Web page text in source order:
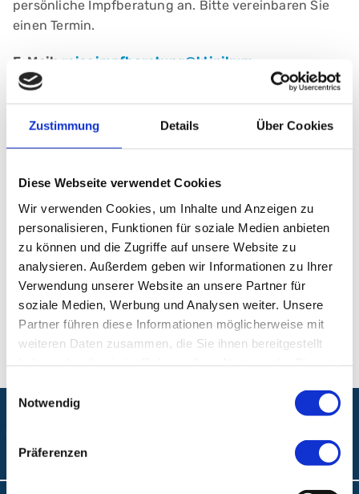
Zustimmung Details Über Cookies
Diese Webseite verwendet Cookies
Wir verwenden Cookies, um Inhalte und Anzeigen zu
personalisieren, Funktionen für soziale Medien anbieten
zu können und die Zugriffe auf unsere Website zu
analysieren. Außerdem geben wir Informationen zu Ihrer
Verwendung unserer Website an unsere Partner für
soziale Medien, Werbung und Analysen weiter. Unsere
Partner führen diese Informationen möglicherweise mit
weiteren Daten zusammen, die Sie ihnen bereitgestellt
Einwilligungsauswahl
Notwendig
Präferenzen
persönliche Impfberatung an. Bitte vereinbaren Sie
einen Termin.
E-Mail: reiseimpfberatung@klinikum-
nuernberg.de
Telefon: +49 (0) 911 398-2522
Klinikum Nürnberg, Campus Nord
Prof.-Ernst-Nathan-Str. 1
90419 Nürnberg
E-Mail: hyg_infektion@klinikum-nuernberg.de
Telefon: +49 (0) 911 398-2520
Fax:+49 (0) 911 398-3266